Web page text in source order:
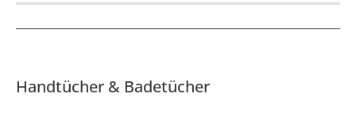
Handtücher & Badetücher